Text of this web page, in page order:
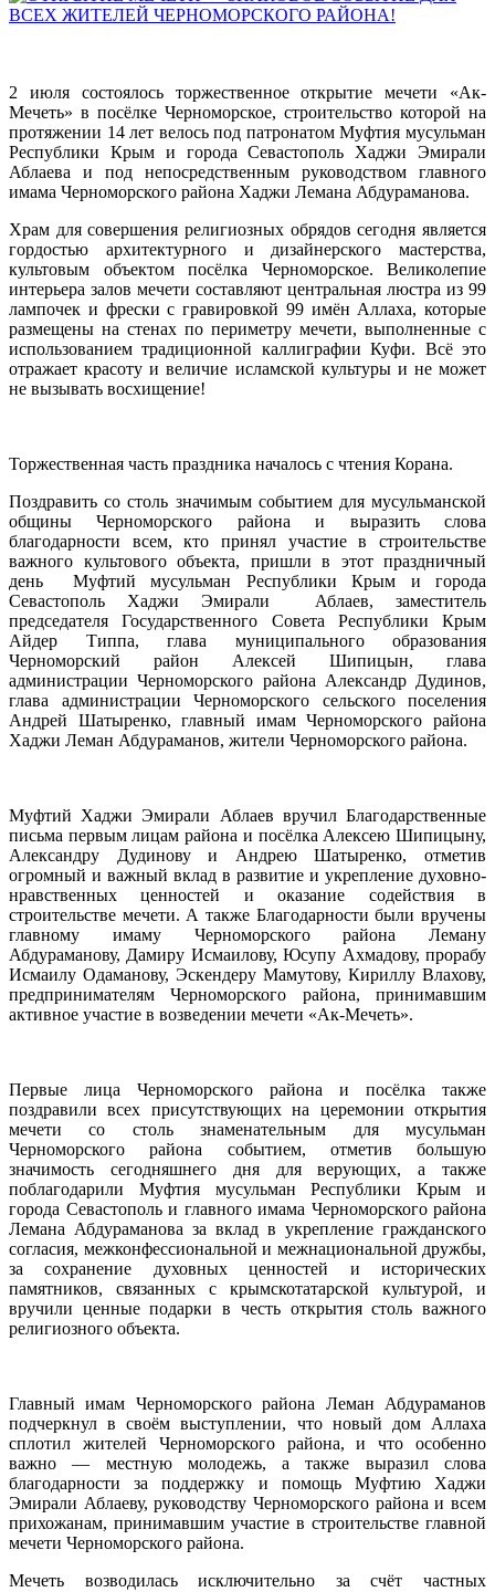
2 июля состоялось торжественное открытие мечети «Ак-
Мечеть» в посёлке Черноморское, строительство которой на
протяжении 14 лет велось под патронатом Муфтия мусульман
Республики Крым и города Севастополь Хаджи Эмирали
Аблаева и под непосредственным руководством главного
имама Черноморского района Хаджи Лемана Абдураманова.
Храм для совершения религиозных обрядов сегодня является
гордостью архитектурного и дизайнерского мастерства,
культовым объектом посёлка Черноморское. Великолепие
интерьера залов мечети составляют центральная люстра из 99
лампочек и фрески с гравировкой 99 имён Аллаха, которые
размещены на стенах по периметру мечети, выполненные с
использованием традиционной каллиграфии Куфи. Всё это
отражает красоту и величие исламской культуры и не может
не вызывать восхищение!
Торжественная часть праздника началось с чтения Корана.
Поздравить со столь значимым событием для мусульманской
общины Черноморского района и выразить слова
благодарности всем, кто принял участие в строительстве
важного культового объекта, пришли в этот праздничный
день Муфтий мусульман Республики Крым и города
Севастополь Хаджи Эмирали Аблаев, заместитель
председателя Государственного Совета Республики Крым
Айдер Типпа, глава муниципального образования
Черноморский район Алексей Шипицын, глава
администрации Черноморского района Александр Дудинов,
глава администрации Черноморского сельского поселения
Андрей Шатыренко, главный имам Черноморского района
Хаджи Леман Абдураманов, жители Черноморского района.
Муфтий Хаджи Эмирали Аблаев вручил Благодарственные
письма первым лицам района и посёлка Алексею Шипицыну,
Александру Дудинову и Андрею Шатыренко, отметив
огромный и важный вклад в развитие и укрепление духовно-
нравственных ценностей и оказание содействия в
строительстве мечети. А также Благодарности были вручены
главному имаму Черноморского района Леману
Абдураманову, Дамиру Исмаилову, Юсупу Ахмадову, прорабу
Исмаилу Одаманову, Эскендеру Мамутову, Кириллу Влахову,
предпринимателям Черноморского района, принимавшим
активное участие в возведении мечети «Ак-Мечеть».
Первые лица Черноморского района и посёлка также
поздравили всех присутствующих на церемонии открытия
мечети со столь знаменательным для мусульман
Черноморского района событием, отметив большую
значимость сегодняшнего дня для верующих, а также
поблагодарили Муфтия мусульман Республики Крым и
города Севастополь и главного имама Черноморского района
Лемана Абдураманова за вклад в укрепление гражданского
согласия, межконфессиональной и межнациональной дружбы,
за сохранение духовных ценностей и исторических
памятников, связанных с крымскотатарской культурой, и
вручили ценные подарки в честь открытия столь важного
религиозного объекта.
Главный имам Черноморского района Леман Абдураманов
подчеркнул в своём выступлении, что новый дом Аллаха
сплотил жителей Черноморского района, и что особенно
важно — местную молодежь, а также выразил слова
благодарности за поддержку и помощь Муфтию Хаджи
Эмирали Аблаеву, руководству Черноморского района и всем
прихожанам, принимавшим участие в строительстве главной
мечети Черноморского района.
Мечеть возводилась исключительно за счёт частных